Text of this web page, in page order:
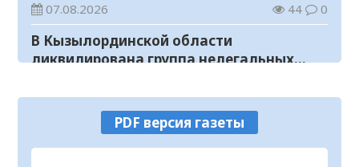
07.08.2026 44 0
В Кызылординской области
ликвидирована группа нелегальных
Аким области ознакомился с работой
племенного хозяйства в
Жанакорганском районе
07.08.2026 80 0
PDF версия газеты